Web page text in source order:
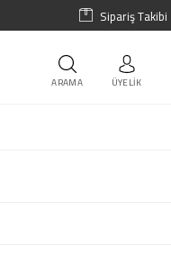
Sipariş Takibi
ARAMA ÜYELIK